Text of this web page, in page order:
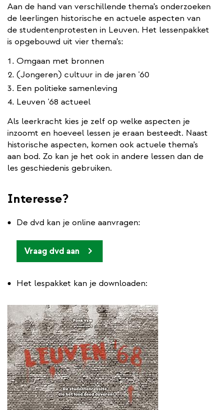
Aan de hand van verschillende thema’s onderzoeken
de leerlingen historische en actuele aspecten van
de studentenprotesten in Leuven. Het lessenpakket
is opgebouwd uit vier thema’s:
Omgaan met bronnen
(Jongeren) cultuur in de jaren '60
Een politieke samenleving
Leuven '68 actueel
Als leerkracht kies je zelf op welke aspecten je
inzoomt en hoeveel lessen je eraan besteedt. Naast
historische aspecten, komen ook actuele thema’s
aan bod. Zo kan je het ook in andere lessen dan de
les geschiedenis gebruiken.
Interesse?
De dvd kan je online aanvragen:
Vraag dvd aan
Het lespakket kan je downloaden: